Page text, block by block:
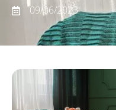
09/06/2023